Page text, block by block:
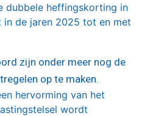
dubbele heffingskorting in
de jaren 2025 tot en met
zijn onder meer nog de
op te maken.
hervorming van het
wordt